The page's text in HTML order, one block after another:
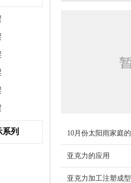
列 10月份太阳雨家庭
亚克力的应用
亚克力加工注塑成